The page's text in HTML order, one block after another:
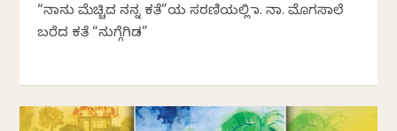
“ನಾನು ಮೆಚ್ಚಿದ ನನ್ನ ಕತೆ”ಯ ಸರಣಿಯಲ್ಲಿ ಡಾ. ನಾ. ಮೊಗಸಾಲೆ
ಬರೆದ ಕತೆ “ನುಗ್ಗೆಗಿಡ”